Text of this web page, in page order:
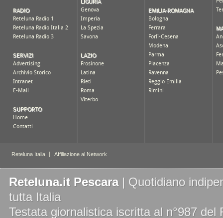
Reteluna.it Pescara| Quotidiano
tutta Italia
Testata giornalistica iscritta al n°987